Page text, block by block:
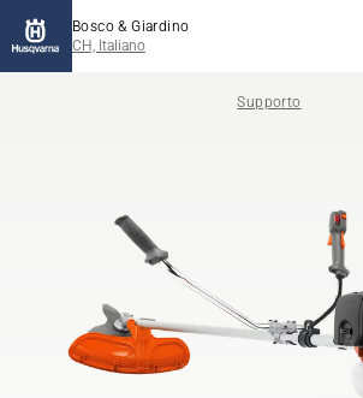
Bosco & Giardino
CH, Italiano
Supporto